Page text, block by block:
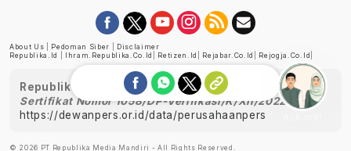
About Us Pedoman Siber
Disclaimer
Republika.id
Ihram.republika.co.id Retizen.id Rejabar.co.id Rejogja.co.id
Republika telah diverifikasi oleh Dewan Pers
Sertifikat Nomor 1058/DP-Verifikasi/K/XII/2022
https://dewanpers.or.id/data/perusahaanpers
© 2026 PT Republika Media Mandiri - All Rights Reserved.